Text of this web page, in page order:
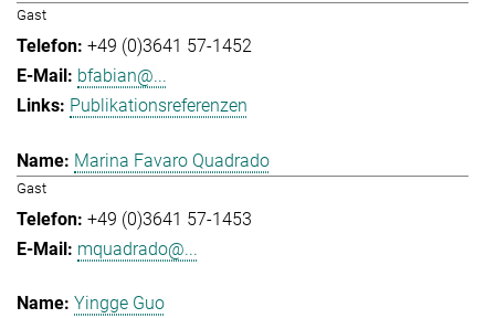
Gast
+49 (0)3641 57-1452
bfabian@...
Publikationsreferenzen
Marina Favaro Quadrado
Gast
+49 (0)3641 57-1453
mquadrado@...
Yingge Guo